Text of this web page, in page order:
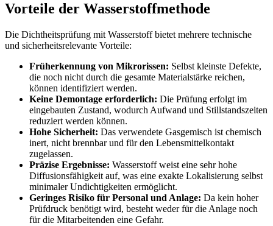
Vorteile der Wasserstoffmethode
Die Dichtheitsprüfung mit Wasserstoff bietet mehrere technische
und sicherheitsrelevante Vorteile:
Früherkennung von Mikrorissen: Selbst kleinste Defekte,
die noch nicht durch die gesamte Materialstärke reichen,
können identifiziert werden.
Keine Demontage erforderlich: Die Prüfung erfolgt im
eingebauten Zustand, wodurch Aufwand und Stillstandszeiten
reduziert werden können.
Hohe Sicherheit: Das verwendete Gasgemisch ist chemisch
inert, nicht brennbar und für den Lebensmittelkontakt
zugelassen.
Präzise Ergebnisse: Wasserstoff weist eine sehr hohe
Diffusionsfähigkeit auf, was eine exakte Lokalisierung selbst
minimaler Undichtigkeiten ermöglicht.
Geringes Risiko für Personal und Anlage: Da kein hoher
Prüfdruck benötigt wird, besteht weder für die Anlage noch
für die Mitarbeitenden eine Gefahr.